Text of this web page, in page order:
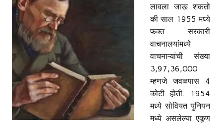
लावला जाऊ शकतो
की साल 1955 मध्ये
फक्त सरकारी
वाचनालयांमध्ये
वाचनाऱ्यांची संख्या
3,97,36,000
म्हणजे जवळपास 4
कोटी होती. 1954
मध्ये सोवियत युनियन
मध्ये असलेल्या एकूण